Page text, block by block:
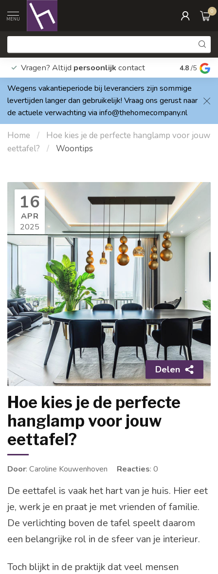
MENU
0
Vragen? Altijd persoonlijk contact Elke dag
4.8 /5
Wegens vakantieperiode bij leveranciers zijn sommige
levertijden langer dan gebruikelijk! Vraag ons gerust naar
de actuele verwachting via info@thehomecompany.nl
Home /
Hoe kies je de perfecte hanglamp voor jouw
eettafel?
/ Woontips
16
APR
2025
Delen
Hoe kies je de perfecte
hanglamp voor jouw
eettafel?
Door: Caroline Kouwenhoven Reacties: 0
De eettafel is vaak het hart van je huis. Hier eet
je, werk je en praat je met vrienden of familie.
De verlichting boven de tafel speelt daarom
een belangrijke rol in de sfeer van je interieur.
Toch blijkt in de praktijk dat veel mensen